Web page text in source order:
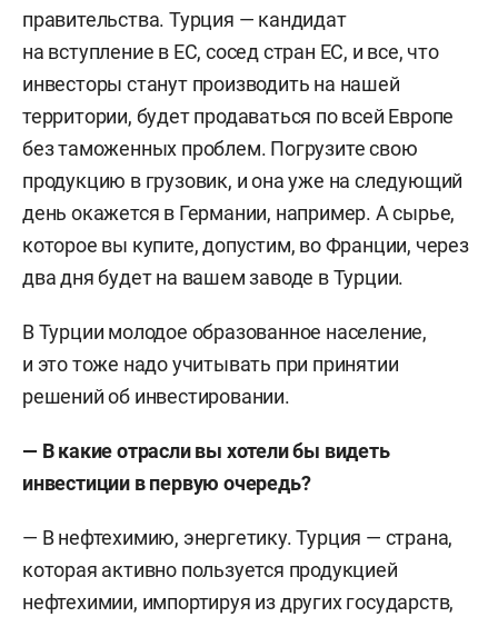
правительства. Турция — кандидат
на вступление в ЕС, сосед стран ЕС, и все, что
инвесторы станут производить на нашей
территории, будет продаваться по всей Европе
без таможенных проблем. Погрузите свою
продукцию в грузовик, и она уже на следующий
день окажется в Германии, например. А сырье,
которое вы купите, допустим, во Франции, через
два дня будет на вашем заводе в Турции.
В Турции молодое образованное население,
и это тоже надо учитывать при принятии
решений об инвестировании.
— В какие отрасли вы хотели бы видеть
инвестиции в первую очередь?
— В нефтехимию, энергетику. Турция — страна,
которая активно пользуется продукцией
нефтехимии, импортируя из других государств,